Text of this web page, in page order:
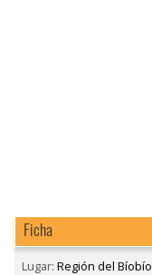
Ficha
Lugar: Región del Bíobío